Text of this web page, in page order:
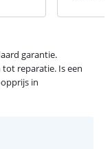
garantie.
tot reparatie. Is een
in